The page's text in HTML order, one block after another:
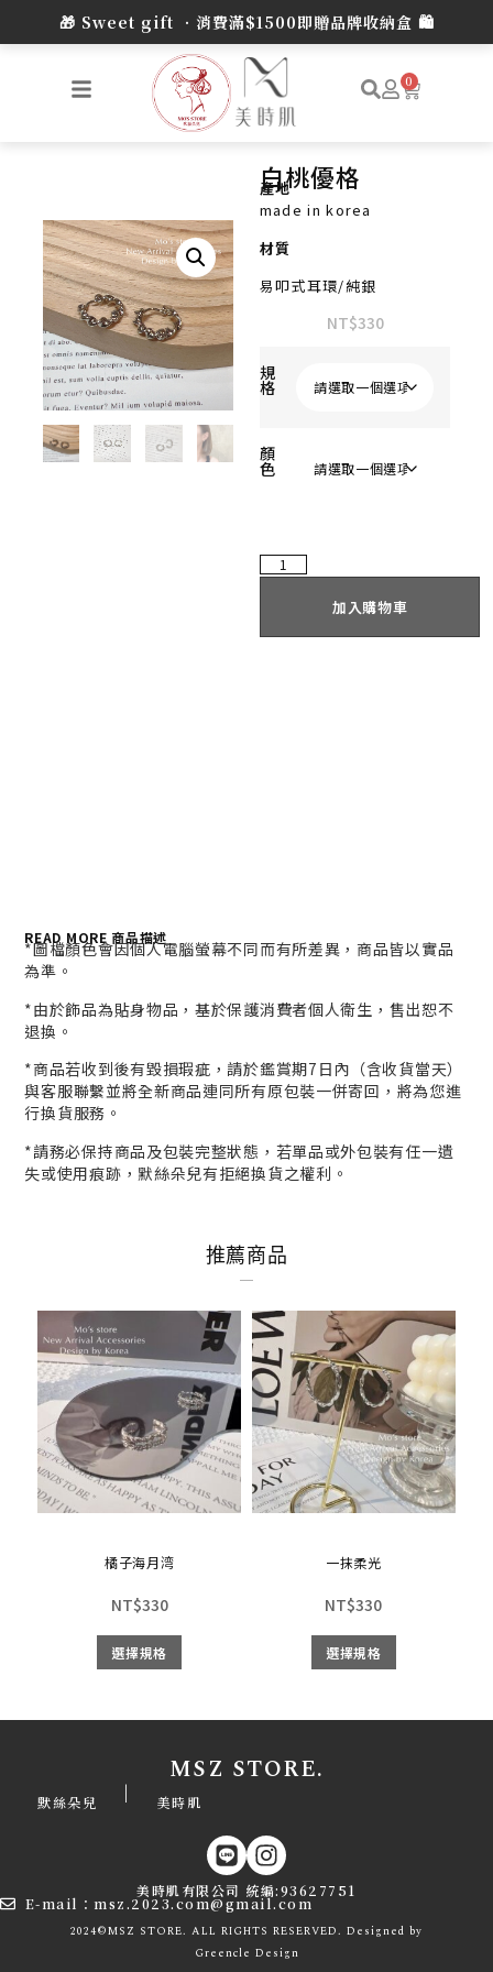
0
白桃優格
產地
made in korea
材質
易叩式耳環/純銀
NT$330
規
格
顏
色
加入購物車
READ MORE 商品描述
*圖檔顏色會因個人電腦螢幕不同而有所差異，商品皆以實品
為準。
*由於飾品為貼身物品，基於保護消費者個人衛生， 售出恕不
退換。
*商品若收到後有毀損瑕疵，請於鑑賞期7日內（含收貨當天）
與客服聯繫並將全新商品連同所有原包裝一併寄回，將為您進
行換貨服務。
*請務必保持商品及包裝完整狀態，若單品或外包裝有任一遺
失或使用痕跡，默絲朵兒有拒絕換貨之權利。
推薦商品
橘子海月湾
NT$330
選擇規格
一抹柔光
NT$330
選擇規格
MSZ STORE.
默絲朵兒 | 美時肌
美時肌有限公司 統編:93627751
E-mail：msz.2023.com@gmail.com
2024©MSZ STORE. ALL RIGHTS RESERVED. Designed by
Greencle Design